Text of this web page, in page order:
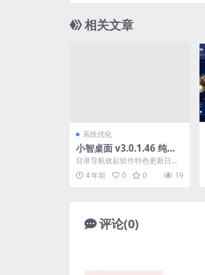
相关文章
系统优化
小智桌面 v3.0.1.46 纯净
无广告桌面整理工具
目录导航收起软件特色更新日志
下载地址目录导航收起软件特色
更新日志下载地址小智桌面...
4 年前 0 0 19
评论(0)